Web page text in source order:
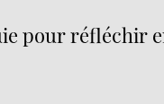
pour réfléchir